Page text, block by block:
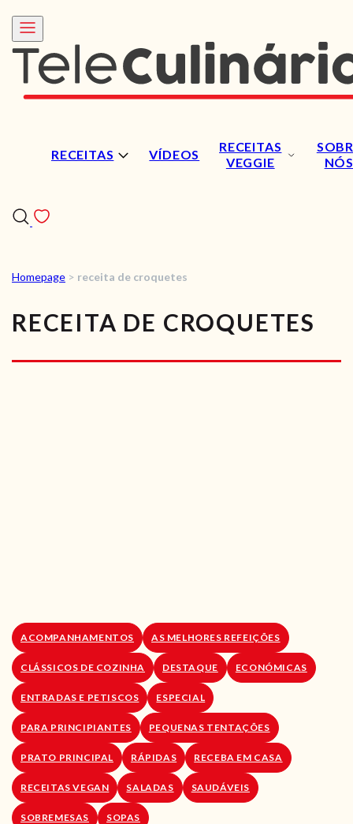
RECEITAS VÍDEOS
RECEITAS
VEGGIE
NÓS
RECEITAS
VÍDEOS
RECEITAS VEGGIE
Homepage > receita de croquetes
RECEITA DE CROQUETES
ACOMPANHAMENTOS AS MELHORES REFEIÇÕES
CLÁSSICOS DE COZINHA DESTAQUE ECONÓMICAS
ENTRADAS E PETISCOS ESPECIAL
PARA PRINCIPIANTES PEQUENAS TENTAÇÕES
PRATO PRINCIPAL RÁPIDAS RECEBA EM CASA
RECEITAS VEGAN SALADAS SAUDÁVEIS
SOBREMESAS SOPAS